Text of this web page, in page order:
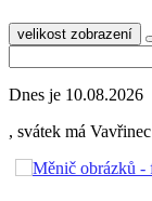
velikost zobrazení
Dnes je 10.08.2026
, svátek má Vavřinec